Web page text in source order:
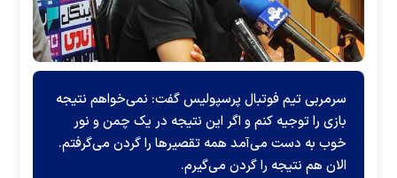
سرمربی تیم فوتبال پرسپولیس گفت: نمی‌خواهم نتیجه
بازی را توجیه کنم و اگر این نتیجه در یک چمن و نور
خوب به دست می‌آمد همه تقصیر‌ها را گردن می‌گرفتم.
الان هم نتیجه را گردن می‌گیرم.